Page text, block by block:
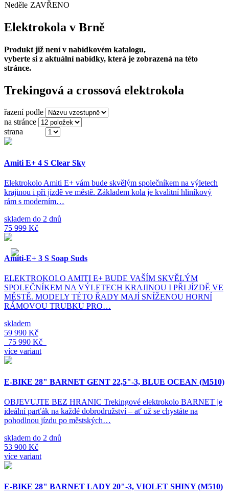
Neděle ZAVŘENO
Elektrokola v Brně
Produkt již není v nabídkovém katalogu,
vyberte si z aktuální nabídky, která je zobrazená na této
stránce.
Trekingová a crossová elektrokola
řazení podle
na stránce
strana
Amiti E+ 4 S Clear Sky
Elektrokolo Amiti E+ vám bude skvělým společníkem na výletech
krajinou i při jízdě ve městě. Základem kola je kvalitní hliníkový
rám s moderním…
skladem do 2 dnů
75 999 Kč
Amiti-E+ 3 S Soap Suds
ELEKTROKOLO AMITI E+ BUDE VAŠÍM SKVĚLÝM
SPOLEČNÍKEM NA VÝLETECH KRAJINOU I PŘI JÍZDĚ VE
MĚSTĚ. MODELY TÉTO ŘADY MAJÍ SNÍŽENOU HORNÍ
RÁMOVOU TRUBKU PRO…
skladem
59 990 Kč
75 990 Kč
více variant
E-BIKE 28" BARNET GENT 22,5"-3, BLUE OCEAN (M510)
OBJEVUJTE BEZ HRANIC Trekingové elektrokolo BARNET je
ideální parťák na každé dobrodružství – ať už se chystáte na
pohodlnou jízdu po městských…
skladem do 2 dnů
53 900 Kč
více variant
E-BIKE 28" BARNET LADY 20"-3, VIOLET SHINY (M510)